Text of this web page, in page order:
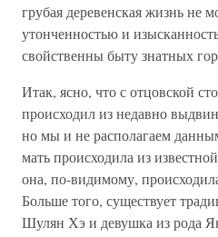
грубая деревенская жизнь не
утонченностью и
свойственны быту знатных
Итак, ясно, что с отцовской
происходил из недавно
но мы и не располагаем
мать происходила из
она, по-видимому,
Больше того, существует
Шулян Хэ и девушка из рода